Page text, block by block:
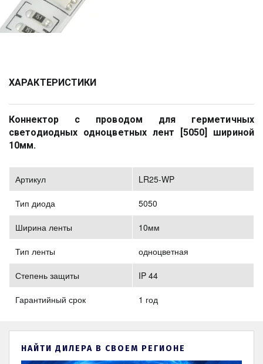
ХАРАКТЕРИСТИКИ
Коннектор с проводом для герметичных
светодиодных одноцветных лент [5050] шириной
10мм.
Артикул LR25-WP
Тип диода 5050
Ширина ленты 10мм
Тип ленты одноцветная
Степень защиты IP 44
Гарантийный срок 1 год
НАЙТИ ДИЛЕРА В СВОЕМ РЕГИОНЕ